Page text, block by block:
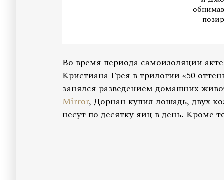
Во время периода самоизоляции
Кристиана Грея в трилогии «50
занялся разведением домашних
Mirror, Дорнан купил лошадь, двух
несут по десятку яиц в день. Кроме